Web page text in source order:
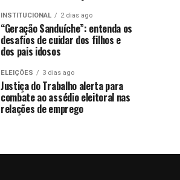
INSTITUCIONAL 2 dias ago
“Geração Sanduíche”: entenda os
desafios de cuidar dos filhos e
dos pais idosos
ELEIÇÕES 3 dias ago
Justiça do Trabalho alerta para
combate ao assédio eleitoral nas
relações de emprego